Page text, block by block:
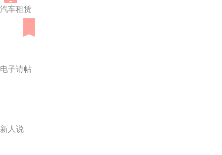
汽车租赁
电子请帖
新人说